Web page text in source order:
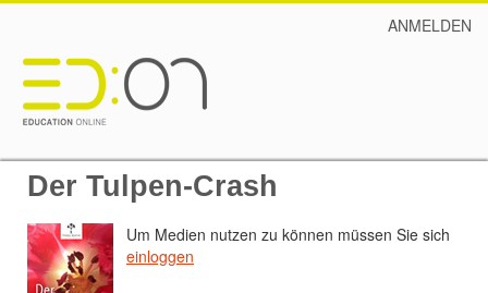
ANMELDEN
Der Tulpen-Crash
Um Medien nutzen zu können müssen Sie sich
einloggen